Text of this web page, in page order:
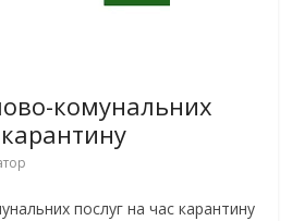
комунальних
послуг на час карантину